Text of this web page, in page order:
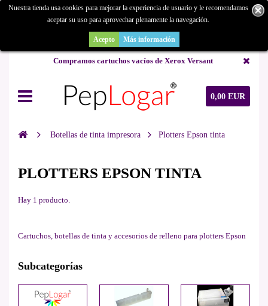
¿Buscas un repuesto de copiadora o buscas una de ocasión y no la
encuentras? Consúltanos.
Compramos cartuchos vacíos de Xerox Versant
0,00 EUR
Nuestra tienda usa cookies para mejorar la experiencia de usuario y le recomendamos
aceptar su uso para aprovechar plenamente la navegación.
Acepto Más información
Botellas de tinta impresora Plotters Epson tinta
PLOTTERS EPSON TINTA
Hay 1 producto.
Cartuchos, botellas de tinta y accesorios de relleno para plotters Epson
Subcategorías